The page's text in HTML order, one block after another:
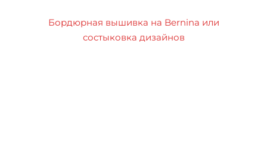
Бордюрная вышивка на Bernina или
состыковка дизайнов